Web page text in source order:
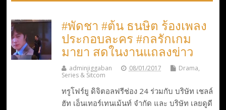
#พัดชา #ต้น ธนษิต ร้องเพลง
ประกอบละคร #กลรักเกม
มายา สดในงานแถลงข่าว
adminjiggaban 08/01/2017
Drama,
Series & Sitcom
ทรูโฟร์ยู ดิจิตอลฟรีช่อง 24 ร่วมกับ บริษัท เชลล์
ฮัท เอ็นเทอร์เทนเม้นท์ จำกัด และ บริษัท เลยดูดี